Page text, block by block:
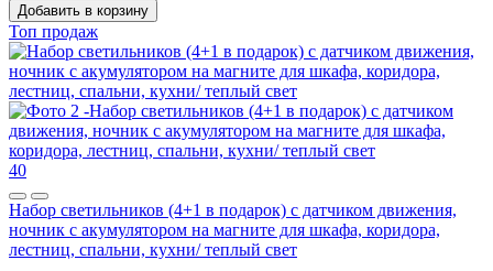
Добавить в корзину
Топ продаж
40
Набор светильников (4+1 в подарок) с датчиком движения,
ночник с акумулятором на магните для шкафа, коридора,
лестниц, спальни, кухни/ теплый свет